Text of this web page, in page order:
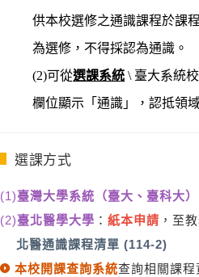
供本校選修之通識課程於課
為選修，不得採認為通識。
(2)可從選課系統 \ 臺大系統
欄位顯示「通識」，認抵領
選課方式
(1)臺灣大學系統（臺大、臺科大）
(2)臺北醫學大學 ：紙本申請 ，至
北醫通識課程清單 (114-2)
本校開課查詢系統查詢相關課程